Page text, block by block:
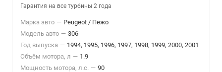
Гарантия на все турбины 2 года
Марка авто — Peugeot / Пежо
Модель авто — 306
Год выпуска — 1994, 1995, 1996, 1997, 1998, 1999, 2000, 2001
Объём мотора, л — 1.9
Мощность мотора, л.с. — 90